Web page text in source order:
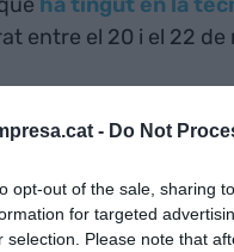
- Do Not
opt-out of the sale, sharing
for targeted
selection. Please note that
ha tingut en la
entre el 20 i el 22 de
que observem
del de la
“La petita
ERP de
el director de